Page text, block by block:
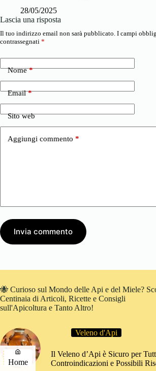
28/05/2025
Lascia una risposta
Il tuo indirizzo email non sarà pubblicato. I campi
contrassegnati *
Nome*
Email*
Sito web
Aggiungi commento *
Invia commento
🐝 Curioso sul Mondo delle Api e del Miele?
Centinaia di Articoli, Ricette e Consigli
sull'Apicoltura e Tanto Altro!
Veleno d'Api
Il Veleno d’Api è Sicuro per
Controindicazioni e Possibili
Home